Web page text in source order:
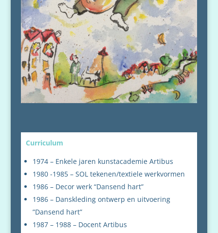
Curriculum
1974 – Enkele jaren kunstacademie Artibus
1980 -1985 – SOL tekenen/textiele werkvormen
1986 – Decor werk “Dansend hart”
1986 – Danskleding ontwerp en uitvoering
”Dansend hart”
1987 – 1988 – Docent Artibus